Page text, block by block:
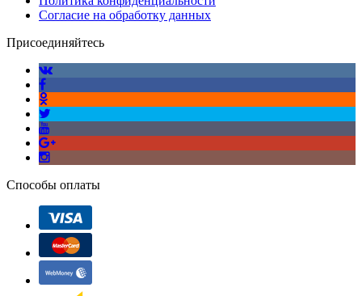
Согласие на обработку данных
Присоединяйтесь
Способы оплаты